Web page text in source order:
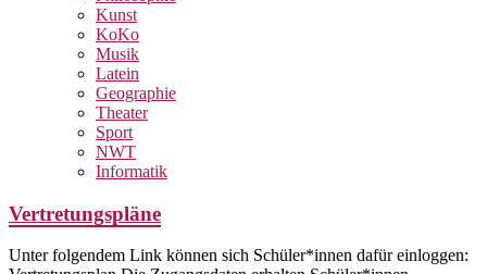
Kunst
KoKo
Musik
Latein
Geographie
Theater
Sport
NWT
Informatik
Vertretungspläne
Unter folgendem Link können sich Schüler*innen dafür einloggen: